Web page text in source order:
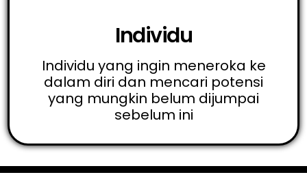
Individu
Individu yang ingin meneroka ke
dalam diri dan mencari potensi
yang mungkin belum dijumpai
sebelum ini